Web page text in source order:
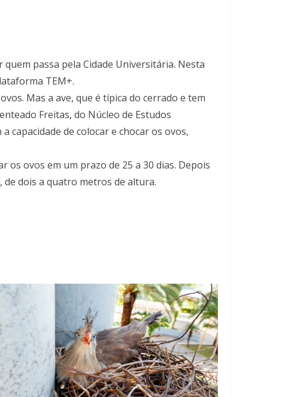
passa pela Cidade Universitária. Nesta
TEM+.
Mas a ave, que é típica do cerrado e tem
Freitas, do Núcleo de Estudos
capacidade de colocar e chocar os ovos,
os ovos em um prazo de 25 a 30 dias. Depois
de dois a quatro metros de altura.